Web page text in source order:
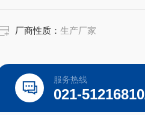
厂商性质：生产厂家
服务热线
021-